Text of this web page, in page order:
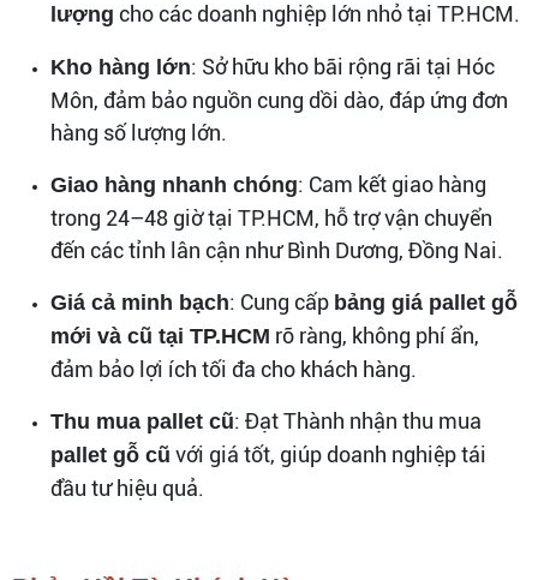
lượng cho các doanh nghiệp lớn nhỏ tại TP.HCM.
Kho hàng lớn: Sở hữu kho bãi rộng rãi tại Hóc
Môn, đảm bảo nguồn cung dồi dào, đáp ứng đơn
hàng số lượng lớn.
Giao hàng nhanh chóng: Cam kết giao hàng
trong 24–48 giờ tại TP.HCM, hỗ trợ vận chuyển
đến các tỉnh lân cận như Bình Dương, Đồng Nai.
Giá cả minh bạch: Cung cấp bảng giá pallet gỗ
mới và cũ tại TP.HCM rõ ràng, không phí ẩn,
đảm bảo lợi ích tối đa cho khách hàng.
Thu mua pallet cũ: Đạt Thành nhận thu mua
pallet gỗ cũ với giá tốt, giúp doanh nghiệp tái
đầu tư hiệu quả.